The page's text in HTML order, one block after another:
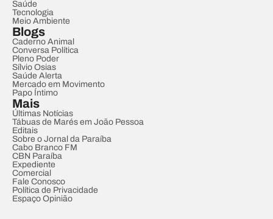
Saúde
Tecnologia
Meio Ambiente
Blogs
Caderno Animal
Conversa Política
Pleno Poder
Sílvio Osias
Saúde Alerta
Mercado em Movimento
Papo Íntimo
Mais
Últimas Notícias
Tábuas de Marés em João Pessoa
Editais
Sobre o Jornal da Paraíba
Cabo Branco FM
CBN Paraíba
Expediente
Comercial
Fale Conosco
Política de Privacidade
Espaço Opinião